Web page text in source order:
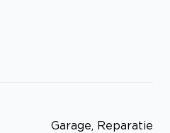
Garage, Reparatie